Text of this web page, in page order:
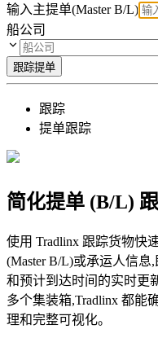
输入主提单(Master B/L)
船公司
跟踪提单
跟踪
提单跟踪
简化提单 (B/L)
使用 Tradlinx 跟踪货物快
(Master B/L)或承运人信
和预计到达时间的实时更
多个集装箱,Tradlinx 都能
理和完整可视化。